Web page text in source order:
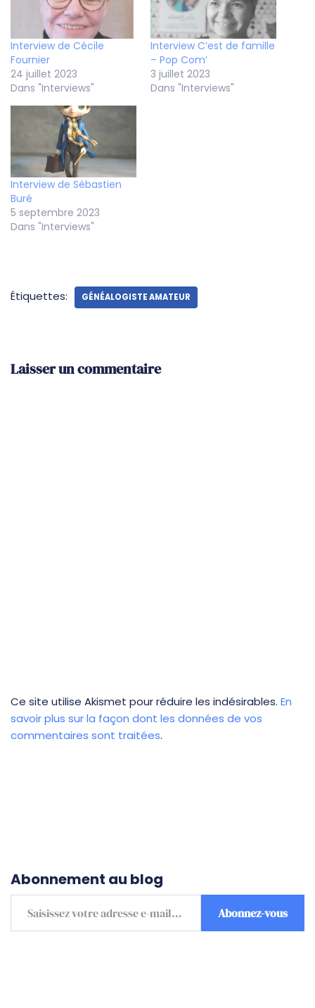
Interview de Cécile
Fournier
24 juillet 2023
Dans "Interviews"
Interview C’est de famille
– Pop Com’
3 juillet 2023
Dans "Interviews"
Interview de Sébastien
Buré
5 septembre 2023
Dans "Interviews"
Étiquettes: GÉNÉALOGISTE AMATEUR
Laisser un commentaire
Ce site utilise Akismet pour réduire les indésirables. En
savoir plus sur la façon dont les données de vos
commentaires sont traitées.
Abonnement au blog
Abonnez-vous